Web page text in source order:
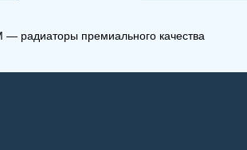
2600 (РК) 33-300-1200
— радиаторы премиального качества